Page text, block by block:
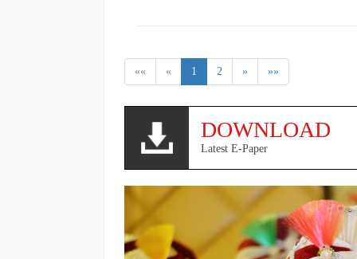
«« « 1 2 » »»
DOWNLOAD
Latest E-Paper